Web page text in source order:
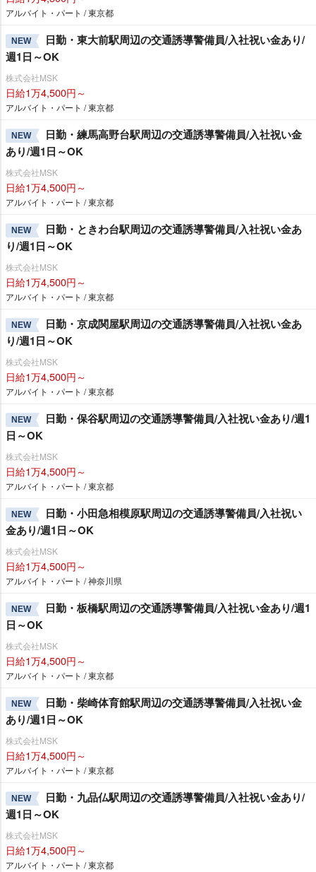
アルバイト・パート / 東京都
NEW
日勤・東大前駅周辺の交通誘導警備員/入社祝い金あり/
週1日～OK
株式会社MSK
日給1万4,500円～
アルバイト・パート / 東京都
NEW
日勤・練馬高野台駅周辺の交通誘導警備員/入社祝い金
あり/週1日～OK
株式会社MSK
日給1万4,500円～
アルバイト・パート / 東京都
NEW
日勤・ときわ台駅周辺の交通誘導警備員/入社祝い金あ
り/週1日～OK
株式会社MSK
日給1万4,500円～
アルバイト・パート / 東京都
NEW
日勤・京成関屋駅周辺の交通誘導警備員/入社祝い金あ
り/週1日～OK
株式会社MSK
日給1万4,500円～
アルバイト・パート / 東京都
NEW
日勤・保谷駅周辺の交通誘導警備員/入社祝い金あり/週1
日～OK
株式会社MSK
日給1万4,500円～
アルバイト・パート / 東京都
NEW
日勤・小田急相模原駅周辺の交通誘導警備員/入社祝い
金あり/週1日～OK
株式会社MSK
日給1万4,500円～
アルバイト・パート / 神奈川県
NEW
日勤・板橋駅周辺の交通誘導警備員/入社祝い金あり/週1
日～OK
株式会社MSK
日給1万4,500円～
アルバイト・パート / 東京都
NEW
日勤・柴崎体育館駅周辺の交通誘導警備員/入社祝い金
あり/週1日～OK
株式会社MSK
日給1万4,500円～
アルバイト・パート / 東京都
NEW
日勤・九品仏駅周辺の交通誘導警備員/入社祝い金あり/
週1日～OK
株式会社MSK
日給1万4,500円～
アルバイト・パート / 東京都